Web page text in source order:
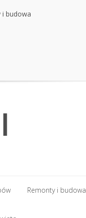
i budowa
Remonty i budowa